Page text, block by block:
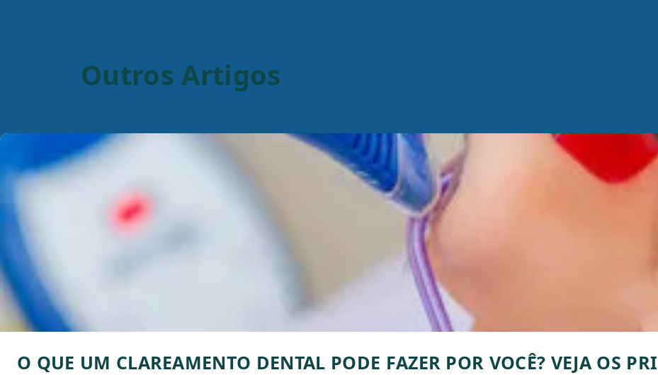
Outros Artigos
O QUE UM CLAREAMENTO DENTAL PODE FAZER POR VOCÊ? VEJA OS